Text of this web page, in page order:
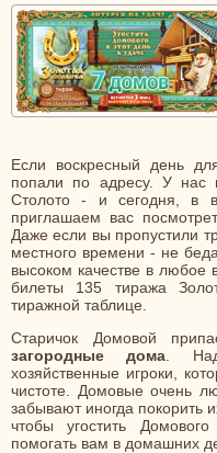
Если воскресный день
попали по адресу. У нас
Столото - и сегодня, в
приглашаем вас
Даже если вы пропустили
местного времени - не
высоком качестве в любое
билеты 135 тиража
тиражной таблице.
Старичок Домовой
загородные дома .
хозяйственные игроки,
чистоте. Домовые очень
забывают иногда покорить
чтобы угостить
помогать вам в домашних